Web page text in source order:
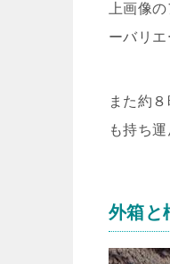
上画像
ーバリ
また約
も持ち
外箱と